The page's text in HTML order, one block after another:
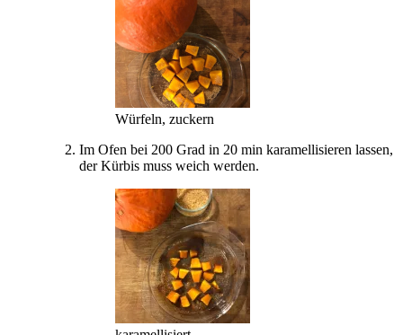
Würfeln, zuckern
Im Ofen bei 200 Grad in 20 min karamellisieren lassen,
der Kürbis muss weich werden.